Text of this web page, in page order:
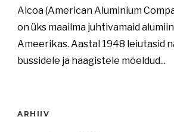
Alcoa (American Aluminium
on üks maailma juhtivamaid
Ameerikas. Aastal 1948 leiutasid
bussidele ja haagistele mõeldud...
ARHIIV